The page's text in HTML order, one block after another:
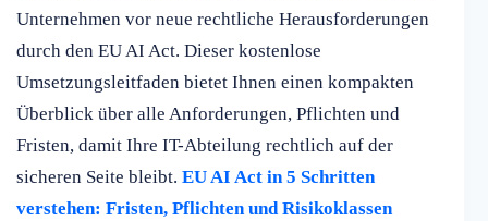
Unternehmen vor neue rechtliche Herausforderungen
durch den EU AI Act. Dieser kostenlose
Umsetzungsleitfaden bietet Ihnen einen kompakten
Überblick über alle Anforderungen, Pflichten und
Fristen, damit Ihre IT-Abteilung rechtlich auf der
sicheren Seite bleibt. EU AI Act in 5 Schritten
verstehen: Fristen, Pflichten und Risikoklassen